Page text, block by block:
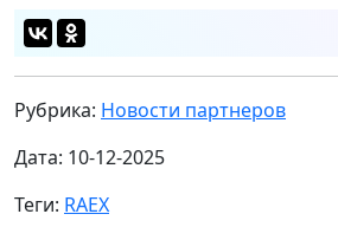
Рубрика: Новости партнеров
Дата: 10-12-2025
Теги: RAEX